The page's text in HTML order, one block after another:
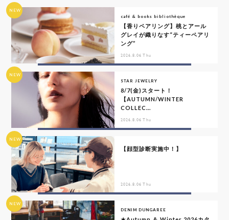
NEW
café & books bibliothèque
【香りペアリング】桃とアール
グレイが織りなす“ティーペアリ
ング”
2026.8.06 Thu
NEW
STAR JEWELRY
8/7(金)スタート！
【AUTUMN/WINTER
COLLEC...
2026.8.06 Thu
NEW
【顔型診断実施中！】
2026.8.06 Thu
NEW
DENIM DUNGAREE